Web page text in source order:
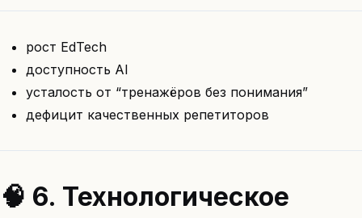
рост EdTech
доступность AI
усталость от “тренажёров без понимания”
дефицит качественных репетиторов
🧠 6. Технологическое